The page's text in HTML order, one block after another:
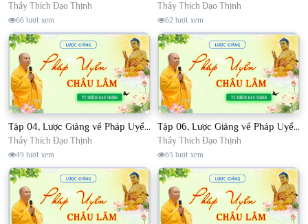
Thầy Thích Đạo Thịnh
66 lượt xem
Thầy Thích Đạo Thịnh
62 lượt xem
Tập 04, Lược Giảng về Pháp Uyển Châu Lâm, Chủ giảng TT. Thích Đạo Thịnh
Thầy Thích Đạo Thịnh
49 lượt xem
Tập 06, Lược Giảng về Pháp Uyển Châu Lâm, Chủ giảng TT. Thích Đạo Thịnh
Thầy Thích Đạo Thịnh
63 lượt xem